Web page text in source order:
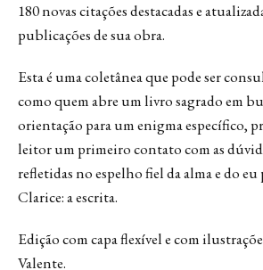
180 novas citações destacadas e
publicações de sua obra.
Esta é uma coletânea que pode ser
como quem abre um livro sagrado em
orientação para um enigma específico,
leitor um primeiro contato com as
refletidas no espelho fiel da alma e do
Clarice: a escrita.
Edição com capa flexível e com
Valente.